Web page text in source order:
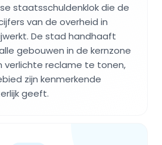
staatsschuldenklok die de
van de overheid in
De stad handhaaft
gebouwen in de kernzone
verlichte reclame te tonen,
zijn kenmerkende
geeft.